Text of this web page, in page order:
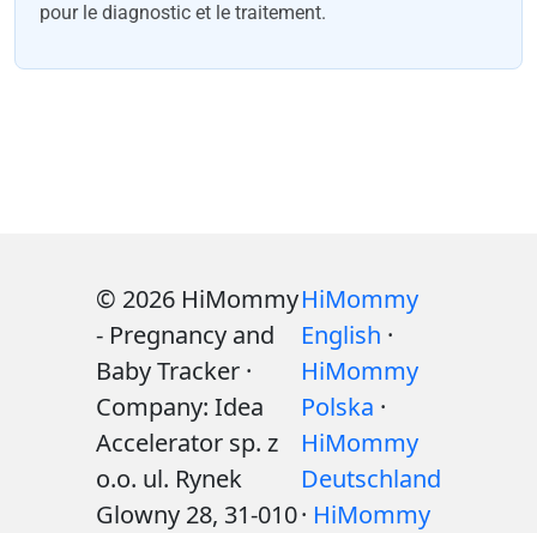
pour le diagnostic et le traitement.
© 2026 HiMommy
- Pregnancy and
Baby Tracker ·
Company: Idea
Accelerator sp. z
o.o. ul. Rynek
Glowny 28, 31-010
HiMommy
English ·
HiMommy
Polska ·
HiMommy
Deutschland
· HiMommy